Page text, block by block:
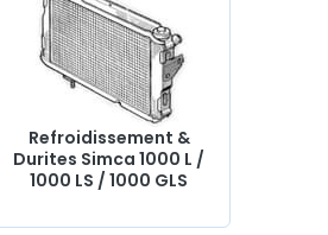
Refroidissement &
Durites Simca 1000 L /
1000 LS / 1000 GLS